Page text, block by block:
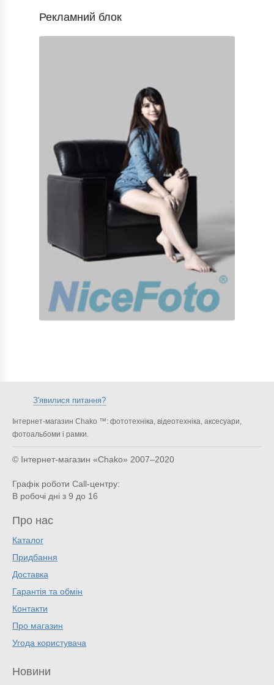
Рекламний блок
З'явилися питання?
Інтернет-магазин Chako ™: фототехніка, відеотехніка, аксесуари,
фотоальбоми і рамки.
© Інтернет-магазин «Chako» 2007–2020
Графік роботи Call-центру:
В робочі дні з 9 до 16
Про нас
Каталог
Придбання
Доставка
Гарантія та обмін
Контакти
Про магазин
Угода користувача
Новини